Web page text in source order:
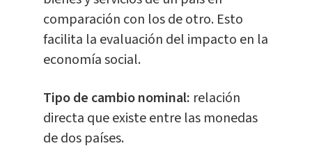
comparación con los de otro. Esto
facilita la evaluación del impacto en la
economía social.
Tipo de cambio nominal: relación
directa que existe entre las monedas
de dos países.